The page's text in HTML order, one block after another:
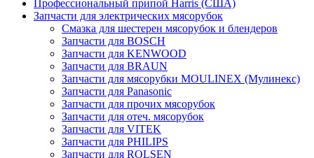
Профессиональный припой Harris (США)
Запчасти для электрических мясорубок
Смазка для шестерен мясорубок и блендеров
Запчасти для BOSCH
Запчасти для KENWOOD
Запчасти для BRAUN
Запчасти для мясорубки MOULINEX (Мулинекс)
Запчасти для Panasonic
Запчасти для прочих мясорубок
Запчасти для отеч. мясорубок
Запчасти для VITEK
Запчасти для PHILIPS
Запчасти для ROLSEN